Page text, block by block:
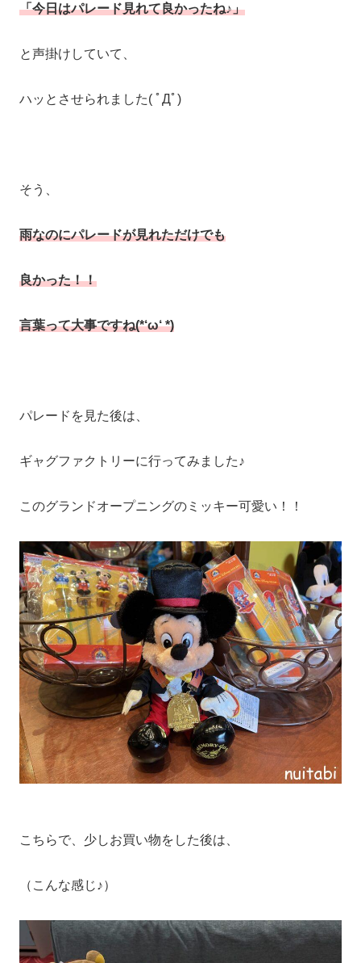
「今日はパレード見れて良かったね♪」
と声掛けしていて、
ハッとさせられました( ﾟДﾟ)
そう、
雨なのにパレードが見れただけでも
良かった！！
言葉って大事ですね(*‘ω‘ *)
パレードを見た後は、
ギャグファクトリーに行ってみました♪
このグランドオープニングのミッキー可愛い！！
こちらで、少しお買い物をした後は、
（こんな感じ♪）